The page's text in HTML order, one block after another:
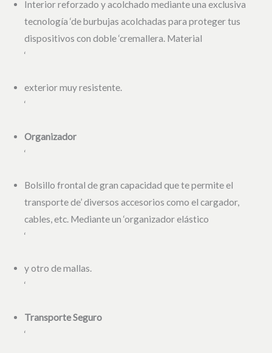
Interior reforzado y acolchado mediante una exclusiva
tecnología ‘de burbujas acolchadas para proteger tus
dispositivos con doble ‘cremallera. Material
‘
exterior muy resistente.
‘
Organizador
‘
Bolsillo frontal de gran capacidad que te permite el
transporte de’ diversos accesorios como el cargador,
cables, etc. Mediante un ‘organizador elástico
‘
y otro de mallas.
‘
Transporte Seguro
‘